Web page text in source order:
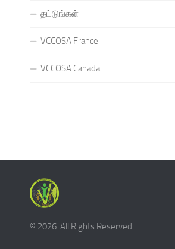
தட்டுங்கள்
VCCOSA France
VCCOSA Canada
© 2026. All Rights Reserved.